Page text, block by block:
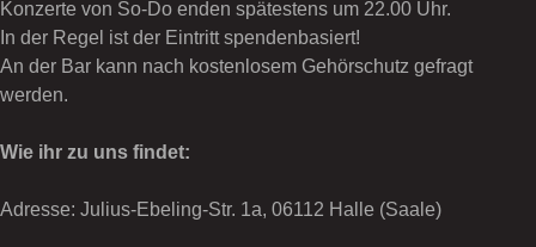
Konzerte von So-Do enden spätestens um 22.00 Uhr.
In der Regel ist der Eintritt spendenbasiert!
An der Bar kann nach kostenlosem Gehörschutz gefragt
werden.
Wie ihr zu uns findet:
Adresse: Julius-Ebeling-Str. 1a, 06112 Halle (Saale)